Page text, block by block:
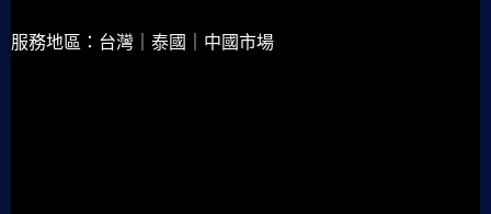
服務地區：台灣｜泰國｜中國市場